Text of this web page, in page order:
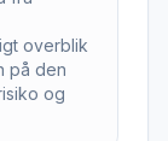
overblik
på den
og